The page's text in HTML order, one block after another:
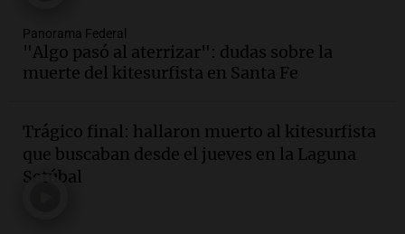
Audio.El Senado provincial establece
protocolo contra ciberbullying y
grooming en escuelas de Salta
Audio.Desayuno ideal: nutrición
personalizada y diversidad para romper
el ayuno nocturno
Panorama Federal
"Algo pasó al aterrizar": dudas sobre la
muerte del kitesurfista en Santa Fe
Trágico final: hallaron muerto al kitesurfista
que buscaban desde el jueves en la Laguna
Setúbal